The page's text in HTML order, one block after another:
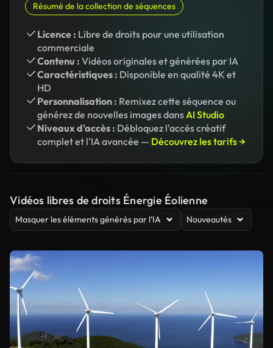
Résumé de la collection de séquences
Licence : Libre de droits pour une utilisation
commerciale
Contenu : Vidéos originales et générées par IA
Caractéristiques : Disponible en qualité 4K et
HD
Personnalisation : Remixez cette séquence ou
générez de nouvelles images dansAI Studio
Niveaux d'accès : Débloquez l'accès créatif
complet et l'IA avancée — Découvrez les tarifs →
Vidéos libres de droits Énergie Éolienne
Masquer les éléments générés par l’IA Nouveautés